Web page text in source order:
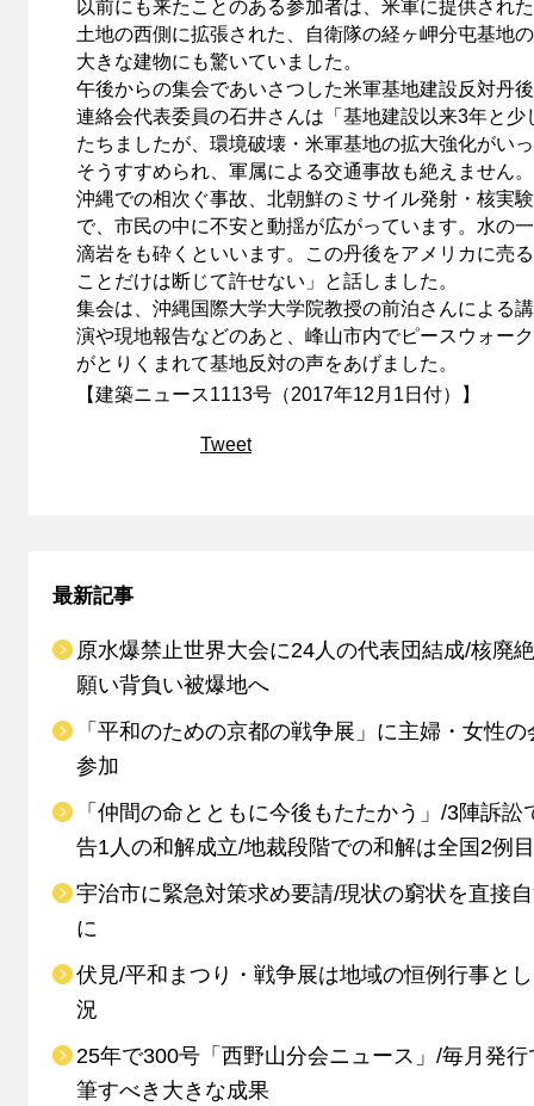
以前にも来たことのある参加者は、米軍に提供された
土地の西側に拡張された、自衛隊の経ヶ岬分屯基地の
大きな建物にも驚いていました。
午後からの集会であいさつした米軍基地建設反対丹後
連絡会代表委員の石井さんは「基地建設以来3年と少
たちましたが、環境破壊・米軍基地の拡大強化がいっ
そうすすめられ、軍属による交通事故も絶えません。
沖縄での相次ぐ事故、北朝鮮のミサイル発射・核実験
で、市民の中に不安と動揺が広がっています。水の一
滴岩をも砕くといいます。この丹後をアメリカに売る
ことだけは断じて許せない」と話しました。
集会は、沖縄国際大学大学院教授の前泊さんによる講
演や現地報告などのあと、峰山市内でピースウォーク
がとりくまれて基地反対の声をあげました。
【建築ニュース1113号（2017年12月1日付）】
Tweet
最新記事
原水爆禁止世界大会に24人の代表団結成/核廃
願い背負い被爆地へ
「平和のための京都の戦争展」に主婦・女性の
参加
「仲間の命とともに今後もたたかう」/3陣訴訟
告1人の和解成立/地裁段階での和解は全国2例目
宇治市に緊急対策求め要請/現状の窮状を直接
に
伏見/平和まつり・戦争展は地域の恒例行事と
況
25年で300号「西野山分会ニュース」/毎月発行
筆すべき大きな成果